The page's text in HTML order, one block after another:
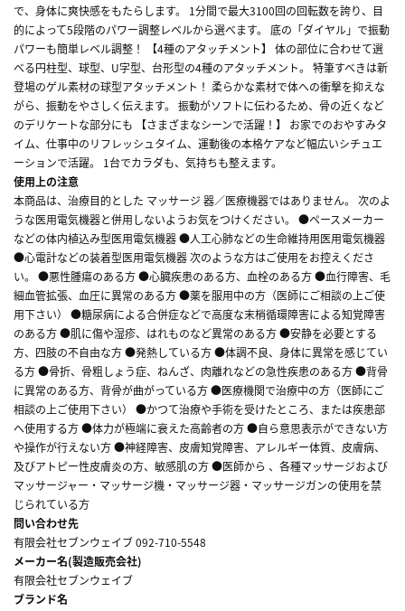
で、身体に爽快感をもたらします。 1分間で最大3100回の回転数を誇り、目
的によって5段階のパワー調整レベルから選べます。 底の「ダイヤル」で振動
パワーも簡単レベル調整！ 【4種のアタッチメント】 体の部位に合わせて選
べる円柱型、球型、U字型、台形型の4種のアタッチメント。 特筆すべきは新
登場のゲル素材の球型アタッチメント！ 柔らかな素材で体への衝撃を抑えな
がら、振動をやさしく伝えます。 振動がソフトに伝わるため、骨の近くなど
のデリケートな部分にも 【さまざまなシーンで活躍！】 お家でのおやすみタ
イム、仕事中のリフレッシュタイム、運動後の本格ケアなど幅広いシチュエ
ーションで活躍。 1台でカラダも、気持ちも整えます。
使用上の注意
本商品は、治療目的とした マッサージ 器／医療機器ではありません。 次のよ
うな医用電気機器と併用しないようお気をつけください。 ●ペースメーカー
などの体内植込み型医用電気機器 ●人工心肺などの生命維持用医用電気機器
●心電計などの装着型医用電気機器 次のような方はご使用をお控えくださ
い。 ●悪性腫瘍のある方 ●心臓疾患のある方、血栓のある方 ●血行障害、毛
細血管拡張、血圧に異常のある方 ●薬を服用中の方（医師にご相談の上ご使
用下さい） ●糖尿病による合併症などで高度な末梢循環障害による知覚障害
のある方 ●肌に傷や湿疹、はれものなど異常のある方 ●安静を必要とする
方、四肢の不自由な方 ●発熱している方 ●体調不良、身体に異常を感じてい
る方 ●骨折、骨粗しょう症、ねんざ、肉離れなどの急性疾患のある方 ●背骨
に異常のある方、背骨が曲がっている方 ●医療機関で治療中の方（医師にご
相談の上ご使用下さい） ●かつて治療や手術を受けたところ、または疾患部
へ使用する方 ●体力が極端に衰えた高齢者の方 ●自ら意思表示ができない方
や操作が行えない方 ●神経障害、皮膚知覚障害、アレルギー体質、皮膚病、
及びアトピー性皮膚炎の方、敏感肌の方 ●医師から 、各種マッサージおよび
マッサージャー・マッサージ機・マッサージ器・マッサージガンの使用を禁
じられている方
問い合わせ先
有限会社セブンウェイブ 092-710-5548
メーカー名(製造販売会社)
有限会社セブンウェイブ
ブランド名